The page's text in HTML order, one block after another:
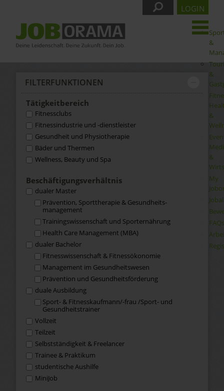
&
&
&
&
My
FAQs
LOGIN
FILTER­FUNKTIONEN
Tätigkeit­bereich
Fitnessclubs
Fitnessindustrie und -dienstleister
Gesundheit und Physiotherapie
Bäder und Thermen
Wellness, Beauty und Spa
Beschäftigungs­verhältnis
dualer Master
Prävention, Sporttherapie & Gesundheits­
management
Trainingswissenschaft und Sporternährung
Health Care Management (MBA)
dualer Bachelor
Fitness­wissenschaft & Fitness­ökonomie
Management im Gesundheits­wesen
Prävention und Gesundheitsförderung
duale Ausbildung
Sport- & Fitness­kaufmann/-frau /Sport- und
Gesundheits­trainer
Vollzeit
Teilzeit
Selbstständigkeit & Freelancer
Trainee & Praktikum
studentische Aushilfe
MiniJob